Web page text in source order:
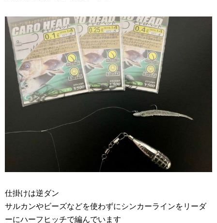
仕掛けは逆ダン
サルカンやビーズなどを使わずにシンカーラインをリーダ
ーにハーフヒッチで編んでいます